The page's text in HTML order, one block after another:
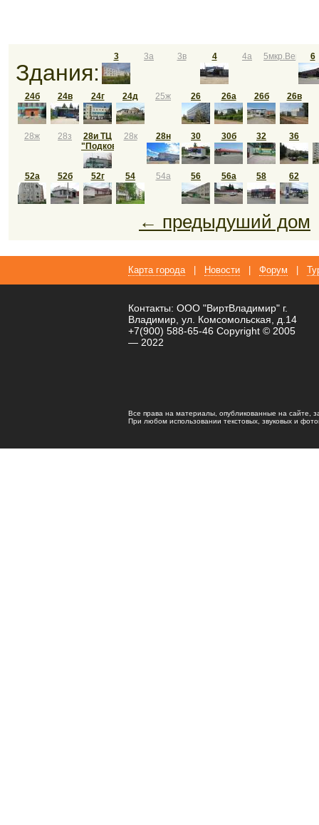
Здания:
3 3а 3в 4 4а 6
24б 24в 24г 24д 25ж 26 26а 26б 26в
28ж 28з
28и ТЦ
"Подкова"
28к 28н 30 30б 32 36
52а 52б 52г 54 54а 56 56a 58 62
← предыдуший дом
Карта города Новости Форум
Контакты: ООО "ВиртВладимир" г.
Владимир, ул. Комсомольская, д.14
+7(900) 588-65-46 Copyright © 2005
— 2022
Все права на материалы, опубликованные на сайте,
При любом использовании текстовых, звуковых и